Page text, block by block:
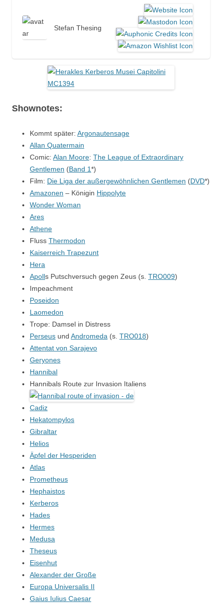
Stefan Thesing
Shownotes:
Kommt später: Argonautensage
Allan Quatermain
Comic: Alan Moore: The League of Extraordinary
Gentlemen (Band 1*)
Film: Die Liga der außergewöhnlichen Gentlemen (DVD*)
Amazonen – Königin Hippolyte
Wonder Woman
Ares
Athene
Fluss Thermodon
Kaiserreich Trapezunt
Hera
Apolls Putschversuch gegen Zeus (s. TRO009)
Impeachment
Poseidon
Laomedon
Trope: Damsel in Distress
Perseus und Andromeda (s. TRO018)
Attentat von Sarajevo
Geryones
Hannibal
Hannibals Route zur Invasion Italiens
Cadiz
Hekatompylos
Gibraltar
Helios
Äpfel der Hesperiden
Atlas
Prometheus
Hephaistos
Kerberos
Hades
Hermes
Medusa
Theseus
Eisenhut
Alexander der Große
Europa Universalis II
Gaius Iulius Caesar